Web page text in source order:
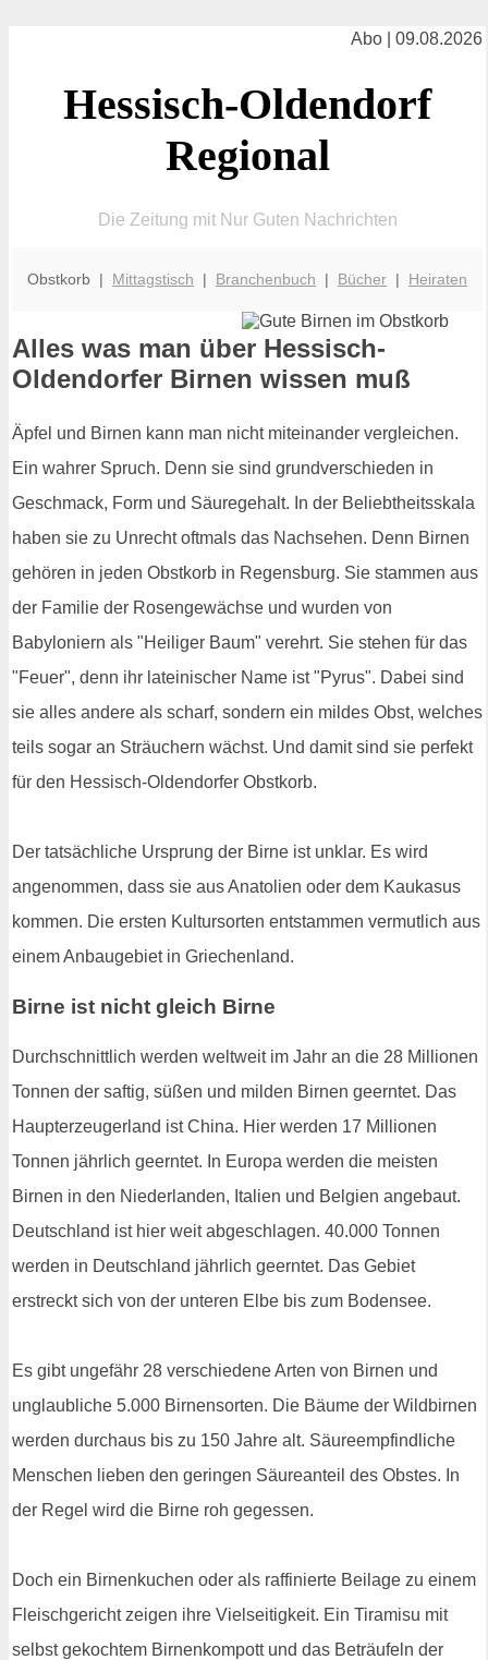
Abo | 09.08.2026
Hessisch-Oldendorf
Regional
Die Zeitung mit Nur Guten Nachrichten
Obstkorb | Mittagstisch | Branchenbuch | Bücher | Heiraten
Alles was man über Hessisch-
Oldendorfer Birnen wissen muß
Äpfel und Birnen kann man nicht miteinander vergleichen.
Ein wahrer Spruch. Denn sie sind grundverschieden in
Geschmack, Form und Säuregehalt. In der Beliebtheitsskala
haben sie zu Unrecht oftmals das Nachsehen. Denn Birnen
gehören in jeden Obstkorb in Regensburg. Sie stammen aus
der Familie der Rosengewächse und wurden von
Babyloniern als "Heiliger Baum" verehrt. Sie stehen für das
"Feuer", denn ihr lateinischer Name ist "Pyrus". Dabei sind
sie alles andere als scharf, sondern ein mildes Obst, welches
teils sogar an Sträuchern wächst. Und damit sind sie perfekt
für den Hessisch-Oldendorfer Obstkorb.
Der tatsächliche Ursprung der Birne ist unklar. Es wird
angenommen, dass sie aus Anatolien oder dem Kaukasus
kommen. Die ersten Kultursorten entstammen vermutlich aus
einem Anbaugebiet in Griechenland.
Birne ist nicht gleich Birne
Durchschnittlich werden weltweit im Jahr an die 28 Millionen
Tonnen der saftig, süßen und milden Birnen geerntet. Das
Haupterzeugerland ist China. Hier werden 17 Millionen
Tonnen jährlich geerntet. In Europa werden die meisten
Birnen in den Niederlanden, Italien und Belgien angebaut.
Deutschland ist hier weit abgeschlagen. 40.000 Tonnen
werden in Deutschland jährlich geerntet. Das Gebiet
erstreckt sich von der unteren Elbe bis zum Bodensee.
Es gibt ungefähr 28 verschiedene Arten von Birnen und
unglaubliche 5.000 Birnensorten. Die Bäume der Wildbirnen
werden durchaus bis zu 150 Jahre alt. Säureempfindliche
Menschen lieben den geringen Säureanteil des Obstes. In
der Regel wird die Birne roh gegessen.
Doch ein Birnenkuchen oder als raffinierte Beilage zu einem
Fleischgericht zeigen ihre Vielseitigkeit. Ein Tiramisu mit
selbst gekochtem Birnenkompott und das Beträufeln der